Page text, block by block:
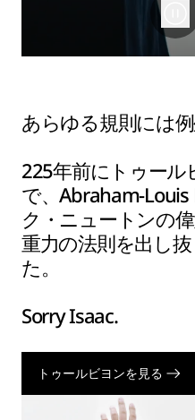
あらゆる規則には
225年前にトゥール
で、Abraham-
ク・ニュートンの
重力の法則を出し
た。
Sorry Isaac.
トゥールビヨンを見る